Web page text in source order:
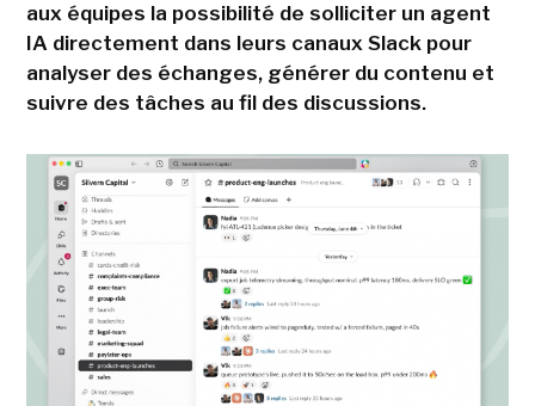
aux équipes la possibilité de solliciter un agent
IA directement dans leurs canaux Slack pour
analyser des échanges, générer du contenu et
suivre des tâches au fil des discussions.